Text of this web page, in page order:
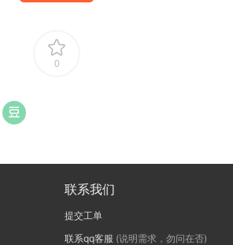
0
联系我们
提交工单
联系qq客服 (说明需求，勿问在否)